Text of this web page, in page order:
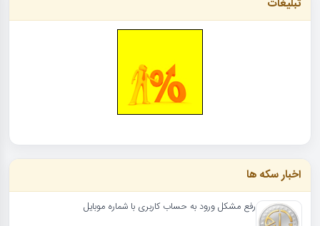
تبلیغات
اخبار سکه ها
رفع مشکل ورود به حساب کاربری با شماره موبایل